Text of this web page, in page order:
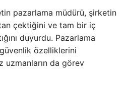
pazarlama müdürü, şirketin
çektiğini ve tam bir iç
duyurdu. Pazarlama
özelliklerini
uzmanların da görev